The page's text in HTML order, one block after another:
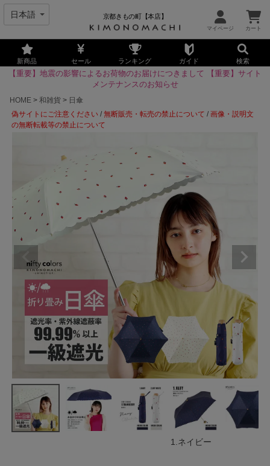
京都きもの町【本店】
新商品 セール ランキング ガイド 検索
【重要】地震の影響によるお荷物のお届けにつきまして
【重要】サイト
メンテナンスのお知らせ
HOME
和雑貨
日傘
偽サイトにご注意ください /無断販売・転売の禁止について /画像・説明文
の無断転載等の禁止について
1.ネイビー